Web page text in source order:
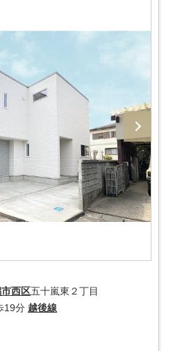
西区五十嵐東２丁目
19分 越後線